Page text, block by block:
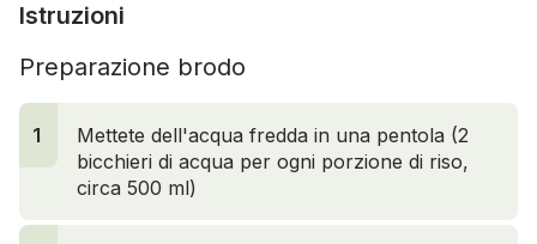
Istruzioni
Preparazione brodo
Mettete dell'acqua fredda in una pentola (2
bicchieri di acqua per ogni porzione di riso,
circa 500 ml)
1